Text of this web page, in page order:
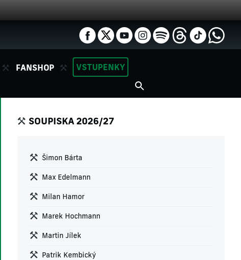
FANSHOP VSTUPENKY
SOUPISKA 2026/27
Šimon Bárta
Max Edelmann
Milan Hamor
Marek Hochmann
Martin Jílek
Patrik Kembický